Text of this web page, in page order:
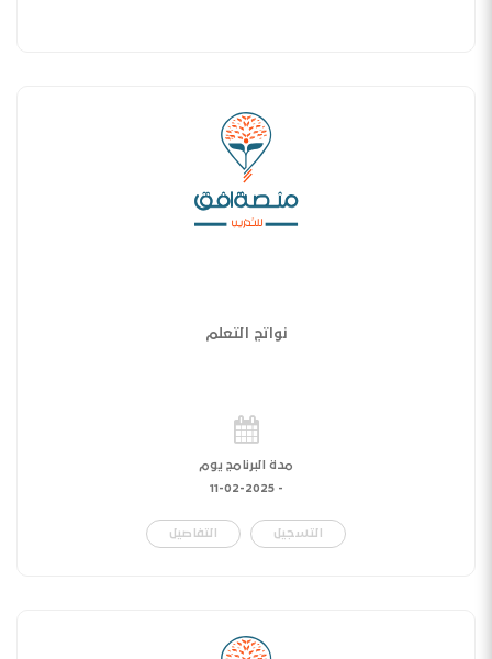
نواتج التعلم
مدة البرنامج يوم
-
11-02-2025
التسجيل التفاصيل